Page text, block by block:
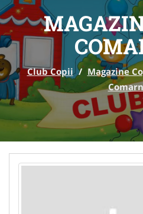
Club Copii / Magazine